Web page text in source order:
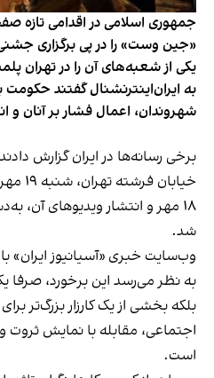
جمهوری اسلامی در اقدامی تازه
«جین وست» را در پی برگزاری
یکی از شعبه‌های آن را در تهران
به ایران‌اینترنشنال گفتند
شهروندان، اعمال فشار بر آنان و
برخی رسانه‌ها در ایران گزارش
۱۸ مهر و انتشار ویدیوهای آن،
شد.
وب‌سایت خبری «آسیانیوز ایران»
به نظر می‌رسد این برخورد،
بلکه بخشی از یک کارزار بزرگ‌تر
اجتماعی، مقابله با نمایش ثروت
است.